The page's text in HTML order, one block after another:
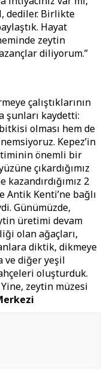
dediler. Birlikte
Hayat
zeytin
diliyorum.”
çalıştıklarının
şunları kaydetti:
olması hem de
Kepez’in
önemli bir
çıkardığımız
2
Antik Kenti’ne bağlı
Günümüzde,
üretimi devam
olan ağaçları,
diktik, dikmeye
ve diğer yeşil
oluşturduk.
Yine, zeytin müzesi